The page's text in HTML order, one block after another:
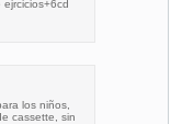
los niños,
cassette, sin